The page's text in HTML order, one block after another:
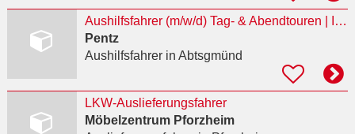
Aushilfsfahrer (m/w/d) Tag- & Abendtouren | Ideal für Rentner
Pentz
Aushilfsfahrerin Abtsgmünd
LKW-Auslieferungsfahrer
Möbelzentrum Pforzheim